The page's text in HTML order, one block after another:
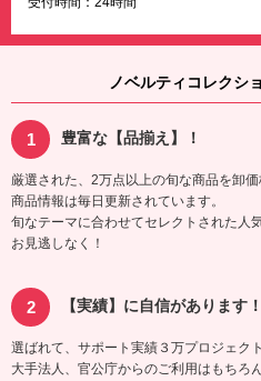
ノベルティコレクシ
豊富な【品揃え】！
厳選された、2万点以上の旬な商品を卸価
商品情報は毎日更新されています。
旬なテーマに合わせてセレクトされた人
お見逃しなく！
【実績】に自信があります！
選ばれて、サポート実績３万プロジェク
大手法人、官公庁からのご利用はもちろ